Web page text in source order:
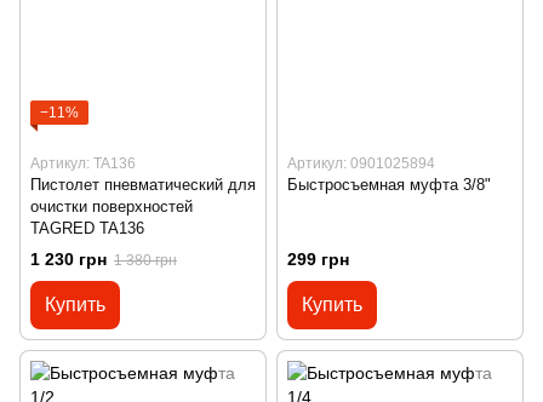
−11%
Артикул: TA136
Пистолет пневматический для
очистки поверхностей
TAGRED TA136
1 230 грн 1 380 грн
Купить
Артикул: 0901025894
Быстросъемная муфта 3/8"
299 грн
Купить